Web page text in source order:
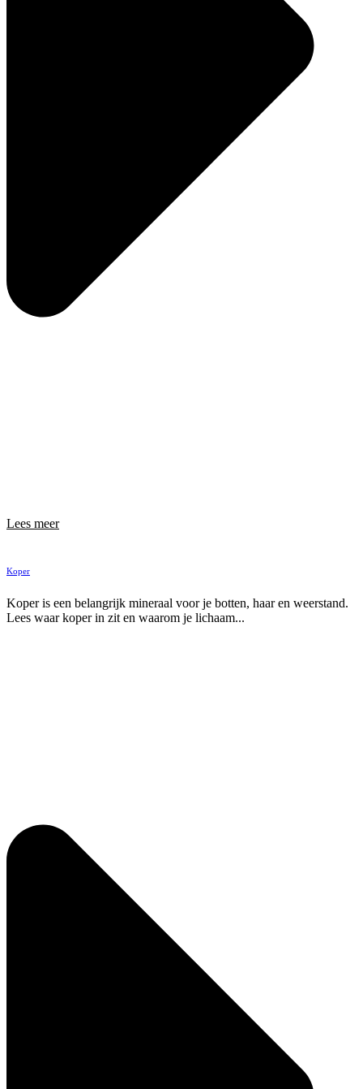
Lees meer
Koper
Koper is een belangrijk mineraal voor je botten, haar en weerstand.
Lees waar koper in zit en waarom je lichaam...